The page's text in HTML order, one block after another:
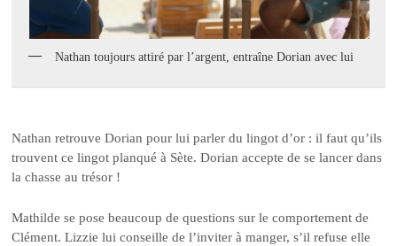
Nathan toujours attiré par l’argent, entraîne Dorian avec lui
Nathan retrouve Dorian pour lui parler du lingot d’or : il faut qu’ils
trouvent ce lingot planqué à Sète. Dorian accepte de se lancer dans
la chasse au trésor !
Mathilde se pose beaucoup de questions sur le comportement de
Clément. Lizzie lui conseille de l’inviter à manger, s’il refuse elle